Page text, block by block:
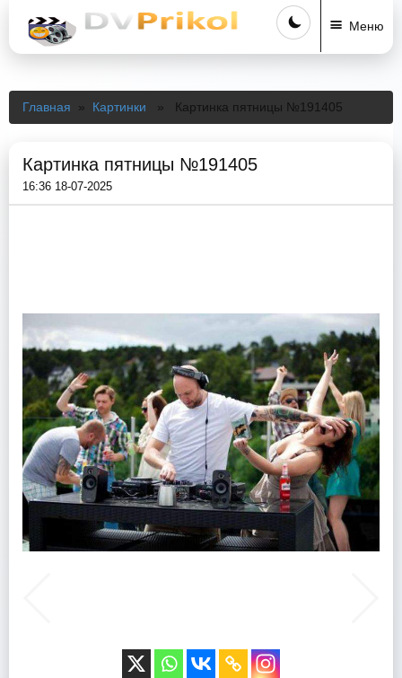
Меню
Главная » Картинки » Картинка пятницы №191405
Картинка пятницы №191405
16:36 18-07-2025